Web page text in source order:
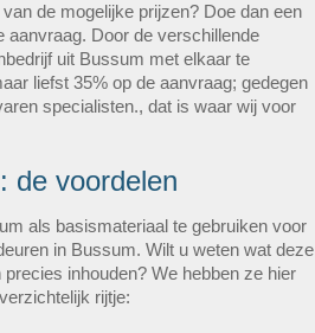
de mogelijke prijzen? Doe dan een
aanvraag. Door de verschillende
uit Bussum met elkaar te
liefst 35% op de aanvraag; gedegen
specialisten., dat is waar wij voor
de voordelen
als basismateriaal te gebruiken voor
in Bussum. Wilt u weten wat deze
inhouden? We hebben ze hier
rijtje: